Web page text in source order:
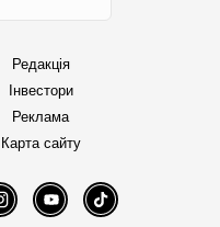
Редакція
Інвестори
Реклама
Карта сайту
InstagramYouTube TikTok